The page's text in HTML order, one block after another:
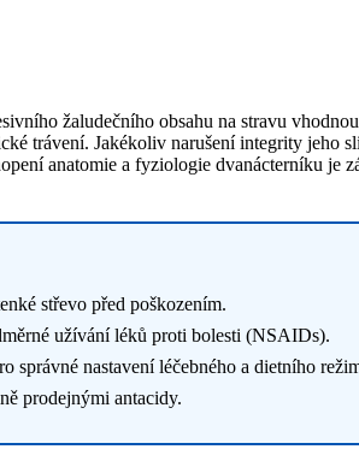
žaludečního obsahu na stravu
trávení. Jakékoliv narušení integrity jeho
anatomie a fyziologie dvanácterníku je
střevo před poškozením.
užívání léků proti bolesti (NSAIDs).
správné nastavení léčebného a dietního
prodejnými antacidy.